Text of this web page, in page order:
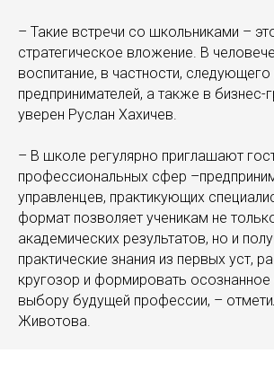
– Такие встречи со школьниками –
стратегическое вложение. В
воспитание, в частности, следующего
предпринимателей, а также в бизнес-
уверен Руслан Хахичев.
– В школе регулярно приглашают
профессиональных сфер
управленцев, практикующих
формат позволяет ученикам не
академических результатов, но и
практические знания из первых уст,
кругозор и формировать
выбору будущей профессии, –
Животова.